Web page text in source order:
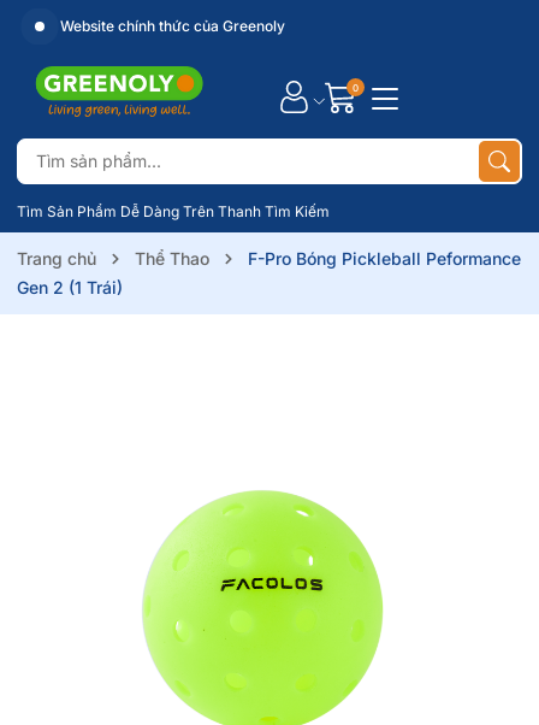
Website chính thức của Greenoly
Tìm Sản Phẩm Dễ Dàng Trên Thanh Tìm Kiếm
0
Trang chủ Thể Thao
F-Pro Bóng Pickleball Peformance
Gen 2 (1 Trái)